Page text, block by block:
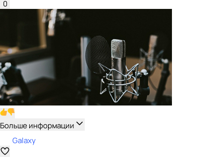
0
Больше информации
Galaxy